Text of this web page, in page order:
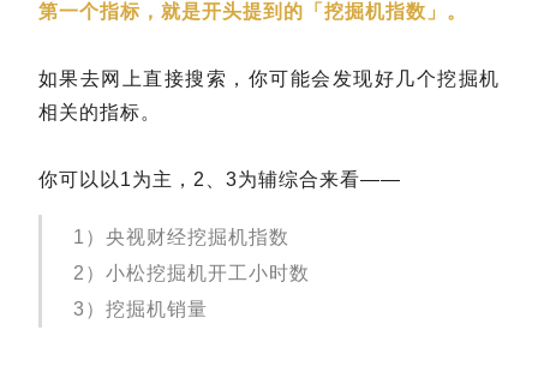
第一个指标，就是开头提到的「挖掘机指数」。
如果去网上直接搜索，你可能会发现好几个挖掘机
相关的指标。
你可以以1为主，2、3为辅综合来看——
1）央视财经挖掘机指数
2）小松挖掘机开工小时数
3）挖掘机销量